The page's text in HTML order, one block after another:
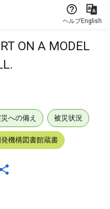
ヘルプEnglish
ON A MODEL
への備え 被災状況
機構図書館蔵書